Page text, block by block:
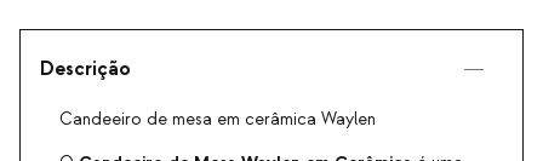
Descrição
Candeeiro de mesa em cerâmica Waylen